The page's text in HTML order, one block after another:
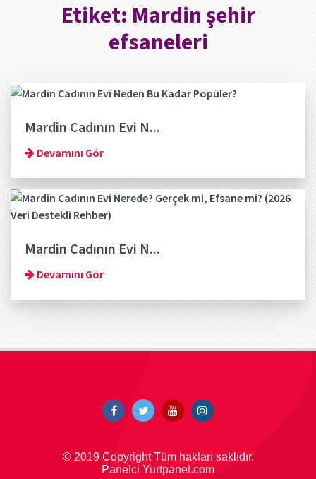
Etiket: Mardin şehir
efsaneleri
Mardin Cadının Evi N...
Devamını Gör
Mardin Cadının Evi N...
Devamını Gör
© 2019 Copyright Tüm hakları saklıdır.
Panelci Yurtpanel.com